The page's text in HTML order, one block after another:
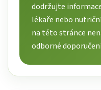
dodržujte
lékaře nebo
na této stránce
odborné